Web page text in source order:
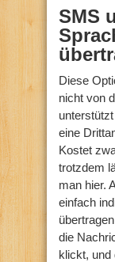
SMS
Diese
nicht von
eine
Kostet
trotzdem
man hier.
einfach
die
klickt, und